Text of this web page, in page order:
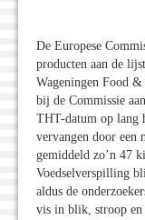
De Europese
producten aan de
Wageningen Food &
bij de Commissie
THT-datum op lang
vervangen door een
gemiddeld zo’n 47
Voedselverspilling
aldus de
vis in blik, stroop en